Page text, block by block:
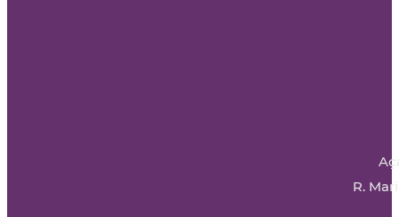
R.